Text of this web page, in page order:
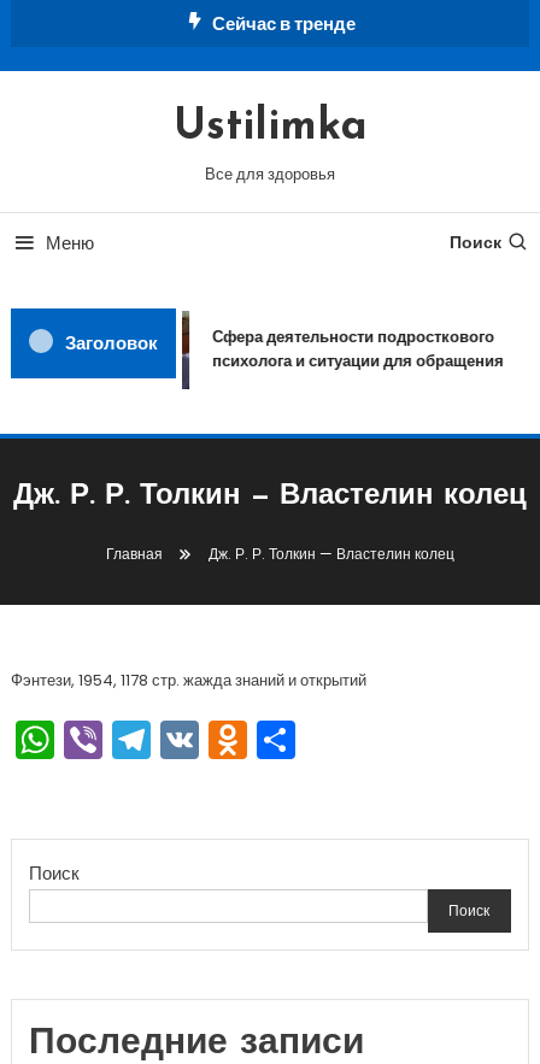
Сейчас в тренде
Ustilimka
Все для здоровья
Меню Поиск
Заголовок
Сфера деятельности подросткового
психолога и ситуации для обращения
Дж. Р. Р. Толкин — Властелин колец
Главная Дж. Р. Р. Толкин — Властелин колец
Фэнтези, 1954, 1178 стр. жажда знаний и открытий
WhatsApp
ViberTelegram
VKOdnoklassniki
Отправить
Поиск
Поиск
Последние записи